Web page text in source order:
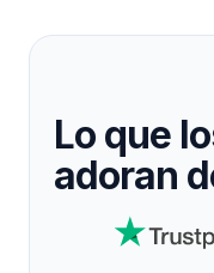
Lo que
adoran